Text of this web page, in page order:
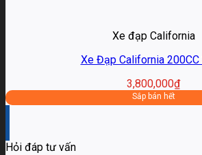
Xe đạp California
Xe Đạp California 200CC
3,800,000₫
Sắp bán hết
Hỏi đáp tư vấn